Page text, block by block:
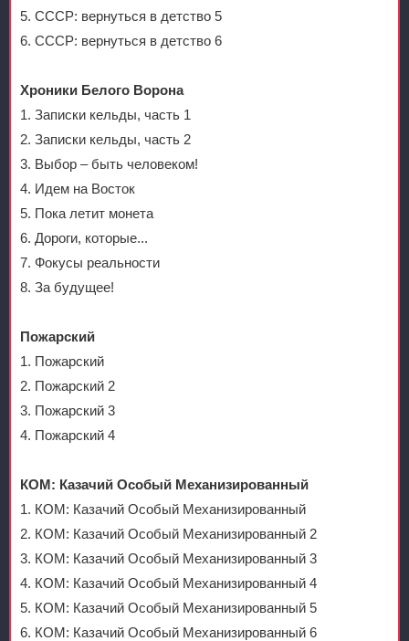
5. СССР: вернуться в детство 5
6. СССР: вернуться в детство 6
Хроники Белого Ворона
1. Записки кельды, часть 1
2. Записки кельды, часть 2
3. Выбор – быть человеком!
4. Идем на Восток
5. Пока летит монета
6. Дороги, которые...
7. Фокусы реальности
8. За будущее!
Пожарский
1. Пожарский
2. Пожарский 2
3. Пожарский 3
4. Пожарский 4
КОМ: Казачий Особый Механизированный
1. КОМ: Казачий Особый Механизированный
2. КОМ: Казачий Особый Механизированный 2
3. КОМ: Казачий Особый Механизированный 3
4. КОМ: Казачий Особый Механизированный 4
5. КОМ: Казачий Особый Механизированный 5
6. КОМ: Казачий Особый Механизированный 6